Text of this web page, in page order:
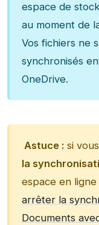
espace de
au moment de
Vos fichiers ne
synchronisés
OneDrive.
Astuce : si
la
espace en
arrêter la
Documents